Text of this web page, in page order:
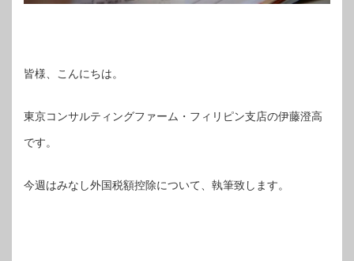
皆様、こんにちは。
東京コンサルティングファーム・フィリピン支店の伊藤澄高
です。
今週はみなし外国税額控除について、執筆致します。